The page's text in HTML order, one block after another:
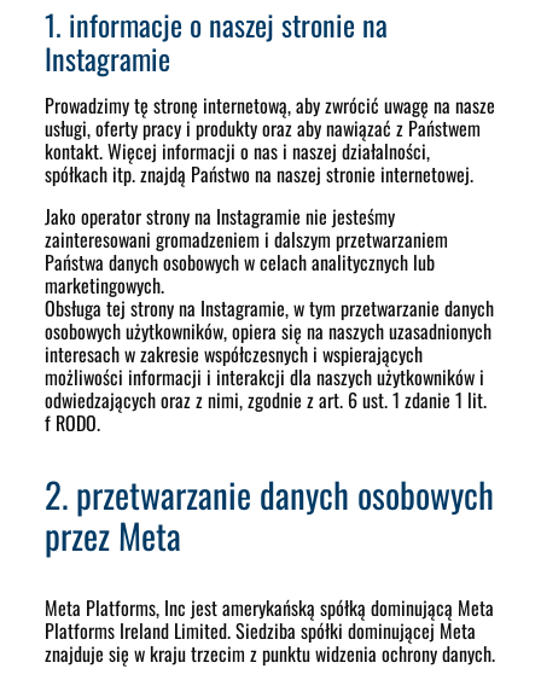
1. informacje o naszej stronie na
Instagramie
Prowadzimy tę stronę internetową, aby zwrócić uwagę na nasze
usługi, oferty pracy i produkty oraz aby nawiązać z Państwem
kontakt. Więcej informacji o nas i naszej działalności,
spółkach itp. znajdą Państwo na naszej stronie internetowej.
Jako operator strony na Instagramie nie jesteśmy
zainteresowani gromadzeniem i dalszym przetwarzaniem
Państwa danych osobowych w celach analitycznych lub
marketingowych.
Obsługa tej strony na Instagramie, w tym przetwarzanie danych
osobowych użytkowników, opiera się na naszych uzasadnionych
interesach w zakresie współczesnych i wspierających
możliwości informacji i interakcji dla naszych użytkowników i
odwiedzających oraz z nimi, zgodnie z art. 6 ust. 1 zdanie 1 lit.
f RODO.
2. przetwarzanie danych osobowych
przez Meta
Meta Platforms, Inc jest amerykańską spółką dominującą Meta
Platforms Ireland Limited. Siedziba spółki dominującej Meta
znajduje się w kraju trzecim z punktu widzenia ochrony danych.